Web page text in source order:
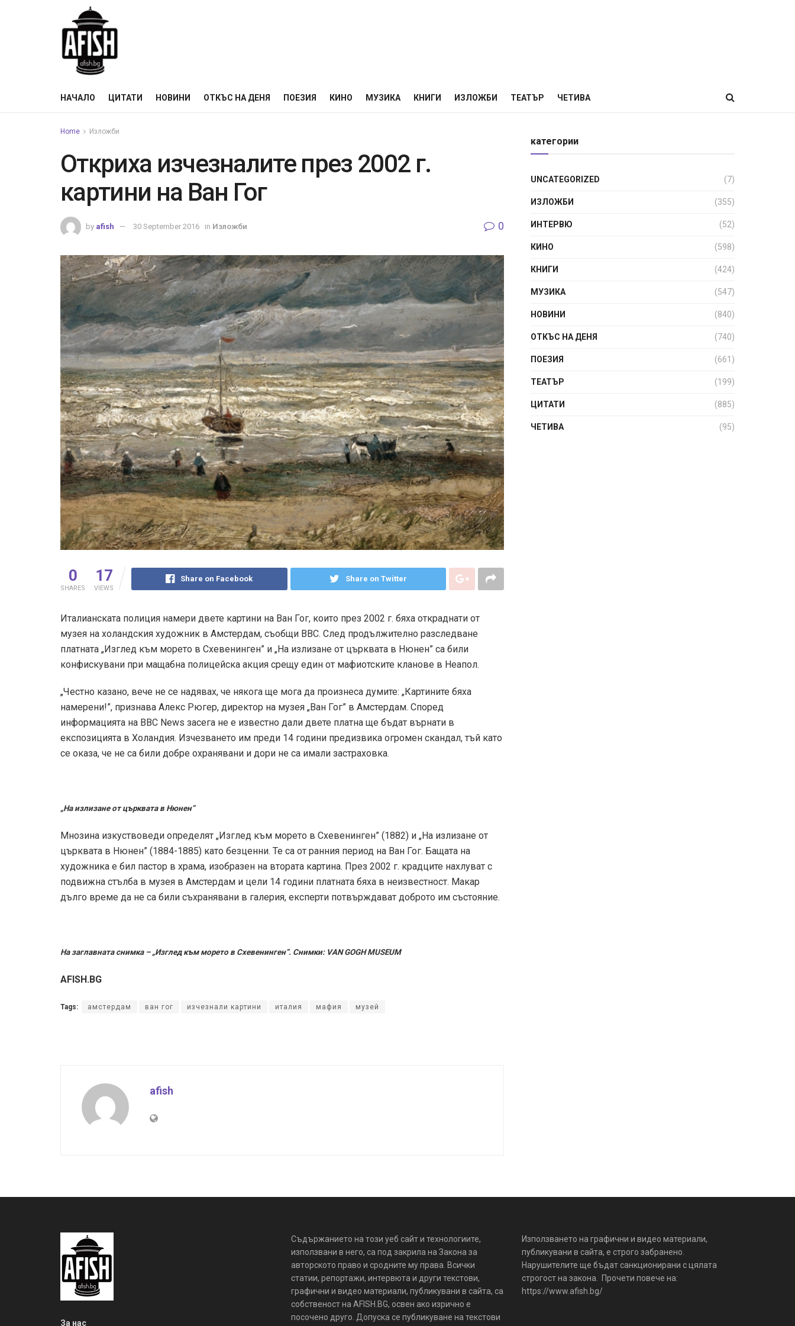
НАЧАЛО ЦИТАТИ НОВИНИ ОТКЪС НА ДЕНЯ ПОЕЗИЯ КИНО МУЗИКА КНИГИ ИЗЛОЖБИ ТЕАТЪР ЧЕТИВА
Home Изложби
Откриха изчезналите през 2002 г.
картини на Ван Гог
by afish 30 September 2016 in Изложби 0
0
SHARES
17
VIEWS
Share on Facebook Share on Twitter
Италианската полиция намери двете картини на Ван Гог, които през 2002 г. бяха откраднати от
музея на холандския художник в Амстердам, съобщи ВВС. След продължително разследване
платната „Изглед към морето в Схевенинген” и „На излизане от църквата в Нюнен” са били
конфискувани при мащабна полицейска акция срещу един от мафиотските кланове в Неапол.
„Честно казано, вече не се надявах, че някога ще мога да произнеса думите: „Картините бяха
намерени!”, признава Алекс Рюгер, директор на музея „Ван Гог” в Амстердам. Според
информацията на BBC News засега не е известно дали двете платна ще бъдат върнати в
експозицията в Холандия. Изчезването им преди 14 години предизвика огромен скандал, тъй като
се оказа, че не са били добре охранявани и дори не са имали застраховка.
„На излизане от църквата в Нюнен”
Мнозина изкуствоведи определят „Изглед към морето в Схевенинген” (1882) и „На излизане от
църквата в Нюнен” (1884-1885) като безценни. Те са от ранния период на Ван Гог. Бащата на
художника е бил пастор в храма, изобразен на втората картина. През 2002 г. крадците нахлуват с
подвижна стълба в музея в Амстердам и цели 14 години платната бяха в неизвестност. Макар
дълго време да не са били съхранявани в галерия, експерти потвърждават доброто им състояние.
На заглавната снимка – „Изглед към морето в Схевенинген”. Снимки: VAN GOGH MUSEUM
AFISH.BG
Tags: амстердам ван гог изчезнали картини италия мафия музей
afish
категории
UNCATEGORIZED (7)
ИЗЛОЖБИ (355)
ИНТЕРВЮ (52)
КИНО (598)
КНИГИ (424)
МУЗИКА (547)
НОВИНИ (840)
ОТКЪС НА ДЕНЯ (740)
ПОЕЗИЯ (661)
ТЕАТЪР (199)
ЦИТАТИ (885)
ЧЕТИВА (95)
За нас
Съдържанието на този уеб сайт и технологиите,
използвани в него, са под закрила на Закона за
авторското право и сродните му права. Всички
статии, репортажи, интервюта и други текстови,
графични и видео материали, публикувани в сайта, са
собственост на AFISH.BG, освен ако изрично е
посочено друго. Допуска се публикуване на текстови
Използването на графични и видео материали,
публикувани в сайта, е строго забранено.
Нарушителите ще бъдат санкционирани с цялата
строгост на закона. Прочети повече на:
https://www.afish.bg/